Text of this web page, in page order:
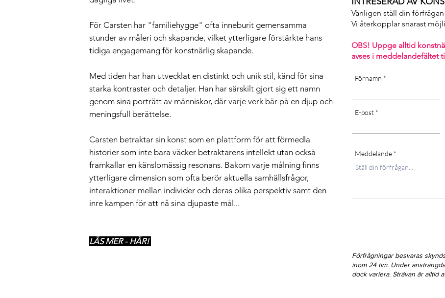
För Carsten har "familiehygge" ofta inneburit gemensamma
stunder av måleri och skapande, vilket ytterligare förstärkte hans
tidiga engagemang för konstnärlig skapande.
Med tiden har han utvecklat en distinkt och unik stil, känd för sina
starka kontraster och detaljer. Han har särskilt gjort sig ett namn
genom sina porträtt av människor, där varje verk bär på en djup och
meningsfull berättelse.
Carsten betraktar sin konst som en plattform för att förmedla
historier som inte bara väcker betraktarens intellekt utan också
framkallar en känslomässig resonans. Bakom varje målning finns
ytterligare dimension som ofta berör aktuella samhällsfrågor,
interaktioner mellan individer och deras olika perspektiv samt den
inre kampen för att nå sina djupaste mål...
LÄS MER - HÄR!
Vänligen ställ din
Vi återkopplar snarast
OBS! Uppge alltid
avses i meddelandefältet
Förnamn
E-post
Meddelande
Förfrågningar besvaras
inom 24 tim. Under
dock variera. Strävan är alltid